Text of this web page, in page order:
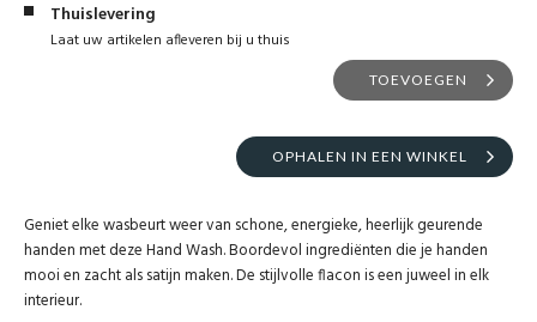
Thuislevering
Laat uw artikelen afleveren bij u thuis
TOEVOEGEN
OPHALEN IN EEN WINKEL
Geniet elke wasbeurt weer van schone, energieke, heerlijk geurende
handen met deze Hand Wash. Boordevol ingrediënten die je handen
mooi en zacht als satijn maken. De stijlvolle flacon is een juweel in elk
interieur.